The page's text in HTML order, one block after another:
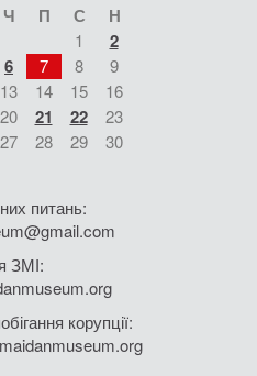
Ч П С Н
1 2
6 7 8
9
13 14 15
16
20 21 22
23
27 28 29
30
питань:
ЗМІ:
корупції: